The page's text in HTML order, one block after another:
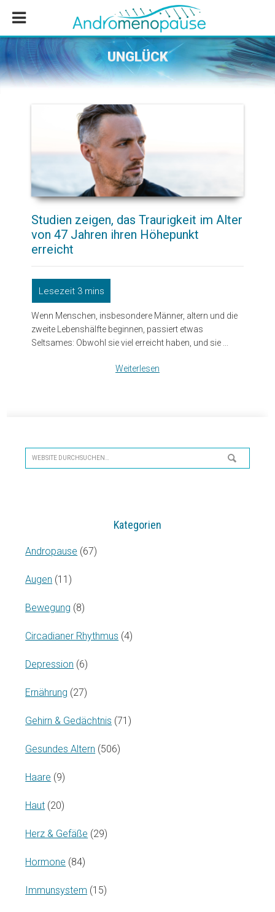
Inhalt
springen
Seitenspalte
springen
Fußzeile
springen
UNGLÜCK
Studien zeigen, das Traurigkeit im Alter
von 47 Jahren ihren Höhepunkt
erreicht
Wenn Menschen, insbesondere Männer, altern und die
zweite Lebenshälfte beginnen, passiert etwas
Seltsames: Obwohl sie viel erreicht haben, und sie ...
Weiterlesen
Website
durchsuchen…
Kategorien
Andropause (67)
Augen (11)
Bewegung (8)
Circadianer Rhythmus (4)
Depression (6)
Ernährung (27)
Gehirn & Gedächtnis (71)
Gesundes Altern (506)
Haare (9)
Haut (20)
Herz & Gefäße (29)
Hormone (84)
Immunsystem (15)